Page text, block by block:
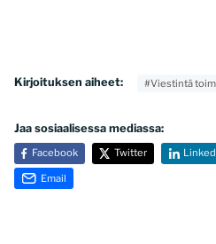
Kirjoituksen aiheet: #Viestintä
Jaa sosiaalisessa mediassa:
Facebook Twitter
Email